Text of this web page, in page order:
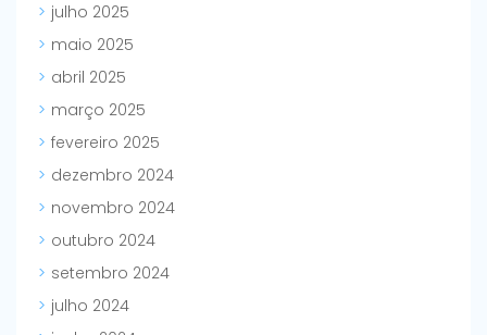
julho 2025
maio 2025
abril 2025
março 2025
fevereiro 2025
dezembro 2024
novembro 2024
outubro 2024
setembro 2024
julho 2024